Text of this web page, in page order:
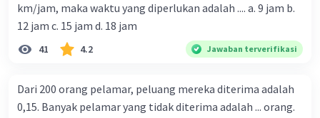
km/jam, maka waktu yang diperlukan adalah .... a. 9 jam b.
12 jam c. 15 jam d. 18 jam
41 4.2 Jawaban terverifikasi
Dari 200 orang pelamar, peluang mereka diterima adalah
0,15. Banyak pelamar yang tidak diterima adalah ... orang.